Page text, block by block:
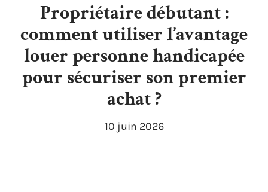
Propriétaire débutant :
comment utiliser l’avantage
louer personne handicapée
pour sécuriser son premier
achat ?
10 juin 2026